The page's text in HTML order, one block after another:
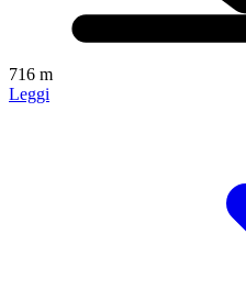
716 m
Leggi